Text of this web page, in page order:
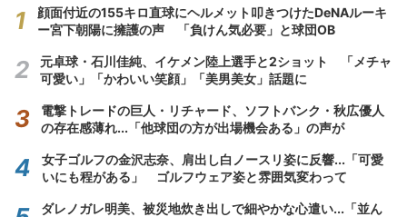
顔面付近の155キロ直球にヘルメット叩きつけたDeNAルーキ
ー宮下朝陽に擁護の声 「負けん気必要」と球団OB
元卓球・石川佳純、イケメン陸上選手と2ショット 「メチャ
可愛い」「かわいい笑顔」「美男美女」話題に
電撃トレードの巨人・リチャード、ソフトバンク・秋広優人
の存在感薄れ...「他球団の方が出場機会ある」の声が
女子ゴルフの金沢志奈、肩出し白ノースリ姿に反響...「可愛
いにも程がある」 ゴルフウェア姿と雰囲気変わって
ダレノガレ明美、被災地炊き出しで細やかな心遣い...「並ん